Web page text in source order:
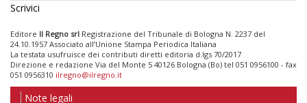
Scrivici
Editore Il Regno srl Registrazione del Tribunale di Bologna N. 2237 del
24.10.1957 Associato all’Unione Stampa Periodica Italiana
La testata usufruisce dei contributi diretti editoria d.lgs 70/2017
Direzione e redazione Via del Monte 5 40126 Bologna (Bo) tel 051 0956100 - fax
051 0956310 ilregno@ilregno.it
Note legali